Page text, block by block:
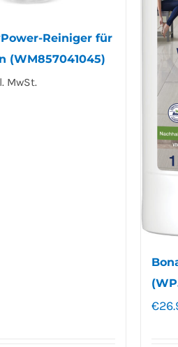
Reiniger für
(WM857041045)
MwSt.
€